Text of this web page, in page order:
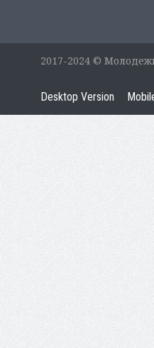
2017-2024 ©
Desktop Version